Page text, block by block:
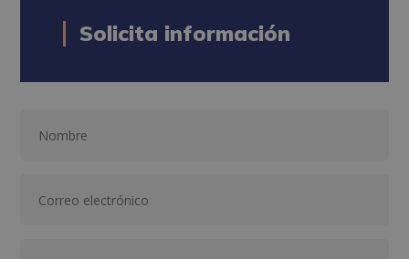
Solicita información